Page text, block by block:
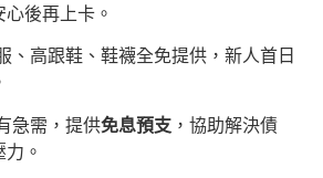
後再上卡。
、高跟鞋、鞋襪全免提供，新人首日
急需，提供免息預支 ，協助解決債
。